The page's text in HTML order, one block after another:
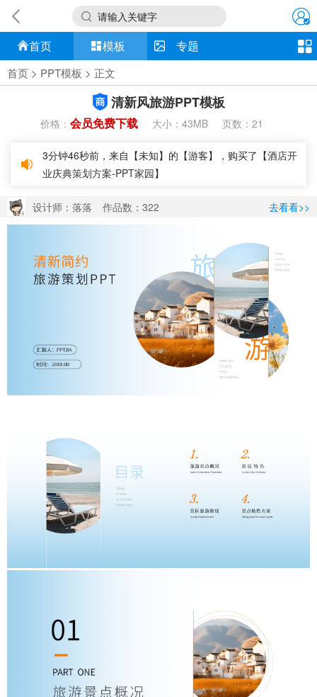
请输入关键字
首页 模板 专题
首页 > PPT模板 > 正文
清新风旅游PPT模板
价格： 会员免费下载 大小： 43MB 页数： 21
3分钟46秒前，来自【未知】的【游客】，购买了【酒店开
业庆典策划方案-PPT家园】
设计师：落落 作品数：322 去看看>>